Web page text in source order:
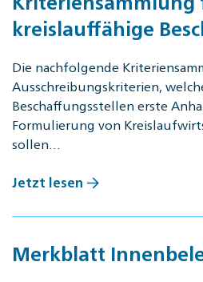
kreislauffähige
Die nachfolgende
Ausschreibungskriterien,
Beschaffungsstellen erste
Formulierung von
sollen…
Jetzt lesen
Merkblatt